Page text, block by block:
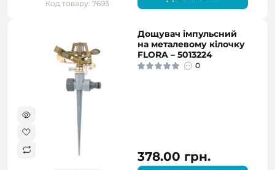
Код товару: 7693
Дощувач імпульсний
на металевому кілочку
FLORA – 5013224
0
378.00 грн.